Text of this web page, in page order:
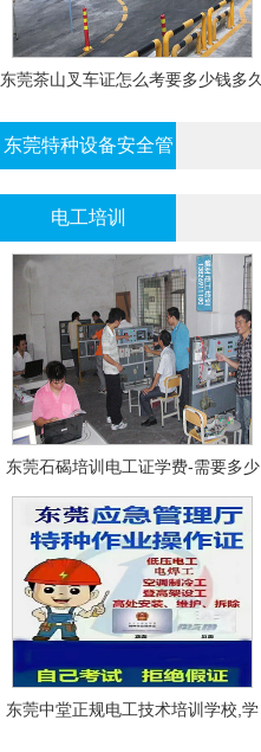
东莞茶山叉车证怎么考要多少钱多久
东莞特种设备安全管
理证考证
电工培训
东莞石碣培训电工证学费-需要多少
钱?需要什么条件?
东莞中堂正规电工技术培训学校,学